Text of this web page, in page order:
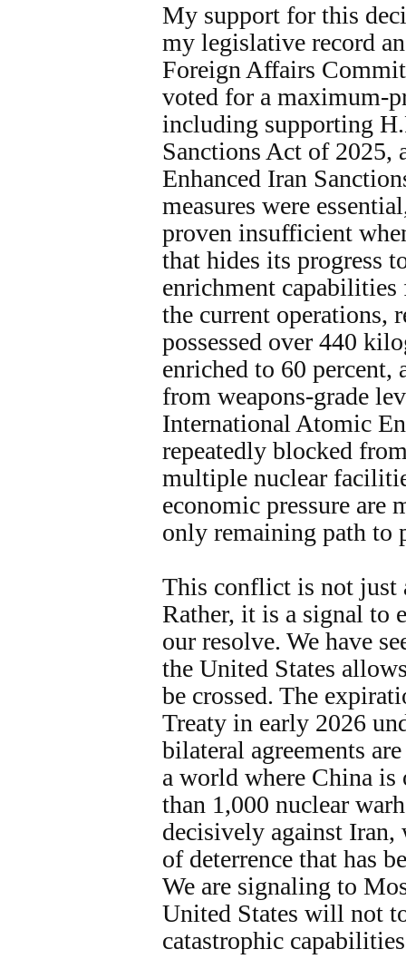
My support for this
my legislative record
Foreign Affairs
voted for a maximum-
including supporting
Sanctions Act of 2025,
Enhanced Iran
measures were
proven insufficient
that hides its progress
enrichment
the current operations,
possessed over 440
enriched to 60 percent,
from weapons-grade
International Atomic
repeatedly blocked
multiple nuclear
economic pressure are
only remaining path to
This conflict is not just
Rather, it is a signal to
our resolve. We have
the United States
be crossed. The
Treaty in early 2026
bilateral agreements
a world where China is
than 1,000 nuclear
decisively against Iran,
of deterrence that has
We are signaling to
United States will not
catastrophic